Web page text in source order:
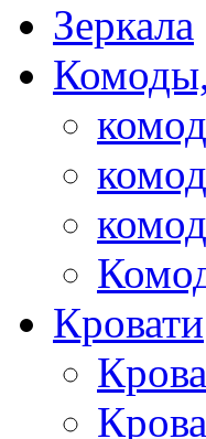
Зеркала
Кровати